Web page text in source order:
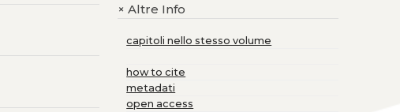
+Altre Info
capitoli nello stesso volume
how to cite
metadati
open access